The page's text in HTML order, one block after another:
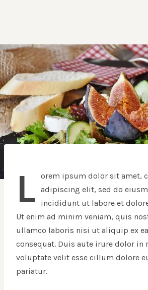
L orem ipsum dolor sit amet,
adipiscing elit, sed do
incididunt ut labore et
Ut enim ad minim veniam, quis
ullamco laboris nisi ut aliquip ex
consequat. Duis aute irure dolor in
voluptate velit esse cillum dolore
pariatur.